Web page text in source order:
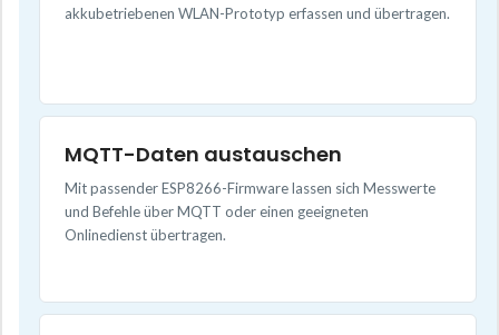
akkubetriebenen WLAN-Prototyp erfassen und übertragen.
MQTT-Daten austauschen
Mit passender ESP8266-Firmware lassen sich Messwerte
und Befehle über MQTT oder einen geeigneten
Onlinedienst übertragen.